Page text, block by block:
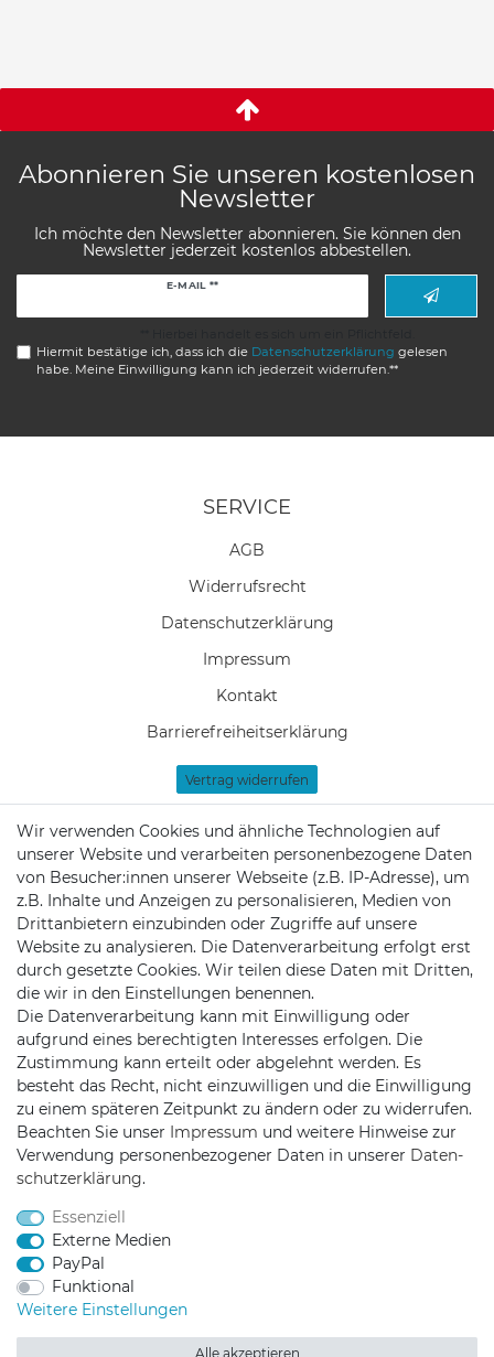
Abonnieren Sie unseren kostenlosen
Newsletter
Ich möchte den Newsletter abonnieren. Sie können den
Newsletter jederzeit kostenlos abbestellen.
E-MAIL **
Hiermit bestätige ich, dass ich die Daten­schutz­erklärung gelesen
habe. Meine Einwilligung kann ich jederzeit widerrufen.**
SERVICE
AGB
Widerrufs­recht
Daten­schutz­erklärung
Impressum
Kontakt
Barrierefreiheitserklärung
Vertrag widerrufen
Zahlung & Versand
Batteriehinweis
KONTAKT
Telefon: +49 176 24909451
Mail:mail@trollingtreff.de
Wir verwenden Cookies und ähnliche Technologien auf
unserer Website und verarbeiten personenbezogene Daten
von Besucher:innen unserer Webseite (z.B. IP-Adresse), um
z.B. Inhalte und Anzeigen zu personalisieren, Medien von
Drittanbietern einzubinden oder Zugriffe auf unsere
Website zu analysieren. Die Datenverarbeitung erfolgt erst
durch gesetzte Cookies. Wir teilen diese Daten mit Dritten,
die wir in den Einstellungen benennen.
Die Datenverarbeitung kann mit Einwilligung oder
aufgrund eines berechtigten Interesses erfolgen. Die
Zustimmung kann erteilt oder abgelehnt werden. Es
besteht das Recht, nicht einzuwilligen und die Einwilligung
zu einem späteren Zeitpunkt zu ändern oder zu widerrufen.
Beachten Sie unser Impressum und weitere Hinweise zur
Verwendung personenbezogener Daten in unserer Daten­
schutz­erklärung.
Essenziell
Externe Medien
PayPal
Funktional
Weitere Einstellungen
Alle akzeptieren